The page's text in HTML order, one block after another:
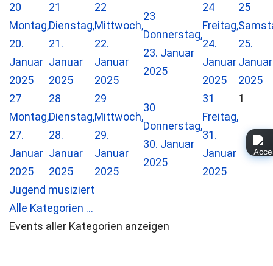
20
Montag,
20.
Januar
2025
21
Dienstag,
21.
Januar
2025
22
Mittwoch,
22.
Januar
2025
23
Donnerstag,
23. Januar
2025
24
Freitag,
24.
Januar
2025
25
25.
Januar
2025
27
Montag,
27.
Januar
2025
28
Dienstag,
28.
Januar
2025
29
Mittwoch,
29.
Januar
2025
30
Donnerstag,
30. Januar
2025
31
Freitag,
31.
Januar
2025
1
Jugend musiziert
Alle Kategorien ...
Events aller Kategorien anzeigen